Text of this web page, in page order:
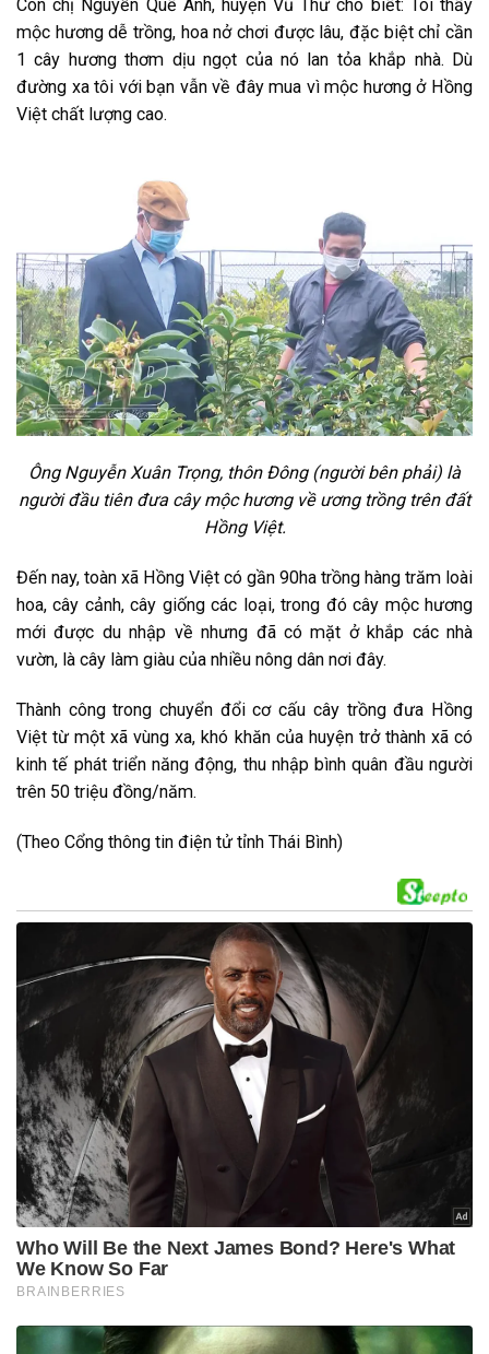
Còn chị Nguyễn Quế Anh, huyện Vũ Thư cho biết: Tôi thấy
mộc hương dễ trồng, hoa nở chơi được lâu, đặc biệt chỉ cần
1 cây hương thơm dịu ngọt của nó lan tỏa khắp nhà. Dù
đường xa tôi với bạn vẫn về đây mua vì mộc hương ở Hồng
Việt chất lượng cao.
Ông Nguyễn Xuân Trọng, thôn Đông (người bên phải) là
người đầu tiên đưa cây mộc hương về ương trồng trên đất
Hồng Việt.
Đến nay, toàn xã Hồng Việt có gần 90ha trồng hàng trăm loài
hoa, cây cảnh, cây giống các loại, trong đó cây mộc hương
mới được du nhập về nhưng đã có mặt ở khắp các nhà
vườn, là cây làm giàu của nhiều nông dân nơi đây.
Thành công trong chuyển đổi cơ cấu cây trồng đưa Hồng
Việt từ một xã vùng xa, khó khăn của huyện trở thành xã có
kinh tế phát triển năng động, thu nhập bình quân đầu người
trên 50 triệu đồng/năm.
(Theo Cổng thông tin điện tử tỉnh Thái Bình)